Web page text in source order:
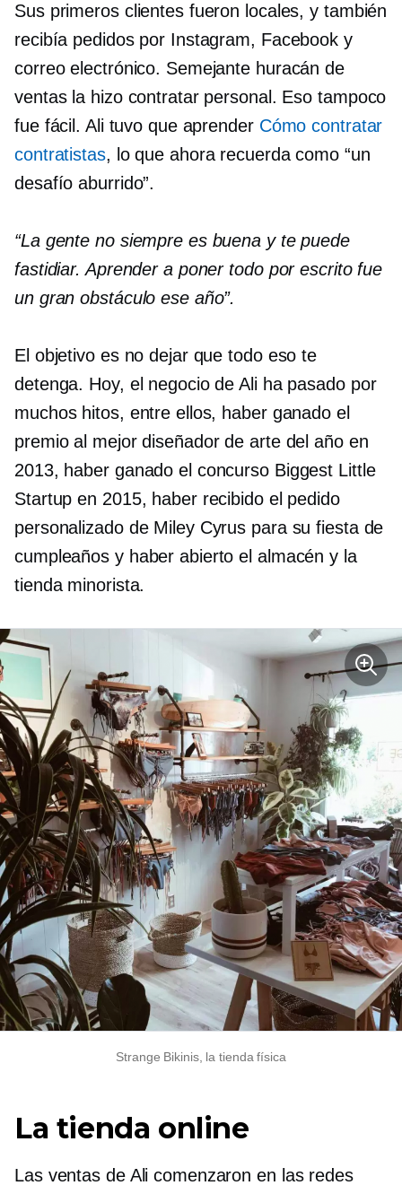
Sus primeros clientes fueron locales, y también
recibía pedidos por Instagram, Facebook y
correo electrónico. Semejante huracán de
ventas la hizo contratar personal. Eso tampoco
fue fácil. Ali tuvo que aprender Cómo contratar
contratistas, lo que ahora recuerda como “un
desafío aburrido”.
“La gente no siempre es buena y te puede
fastidiar. Aprender a poner todo por escrito fue
un gran obstáculo ese año”.
El objetivo es no dejar que todo eso te
detenga. Hoy, el negocio de Ali ha pasado por
muchos hitos, entre ellos, haber ganado el
premio al mejor diseñador de arte del año en
2013, haber ganado el concurso Biggest Little
Startup en 2015, haber recibido el pedido
personalizado de Miley Cyrus para su fiesta de
cumpleaños y haber abierto el almacén y la
tienda minorista.
Strange Bikinis, la tienda física
La tienda online
Las ventas de Ali comenzaron en las redes